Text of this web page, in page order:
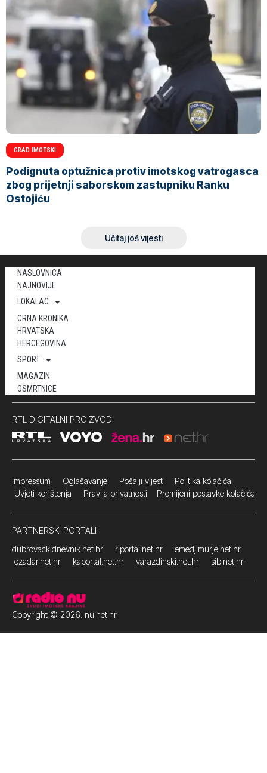
GRAD IMOTSKI
Podignuta optužnica protiv imotskog vatrogasca
zbog prijetnji saborskom zastupniku Ranku
Ostojiću
Učitaj još vijesti
NASLOVNICA
NAJNOVIJE
LOKALAC
CRNA KRONIKA
HRVATSKA
HERCEGOVINA
SPORT
MAGAZIN
OSMRTNICE
RTL DIGITALNI PROIZVODI
Impressum Oglašavanje Pošalji vijest Politika kolačića
Uvjeti korištenja Pravila privatnosti Promijeni postavke kolačića
PARTNERSKI PORTALI
dubrovackidnevnik.net.hr
riportal.net.hr
emedjimurje.net.hr
ezadar.net.hr
kaportal.net.hr varazdinski.net.hr sib.net.hr
Copyright © 2026. nu.net.hr